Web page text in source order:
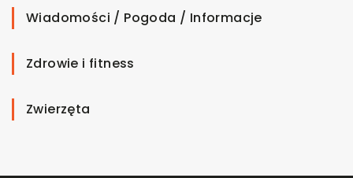
Wiadomości / Pogoda / Informacje
Zdrowie i fitness
Zwierzęta